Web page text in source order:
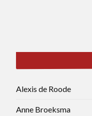
Alexis de Roode
Anne Broeksma